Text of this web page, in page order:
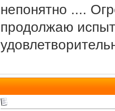
непонятно ....
продолжаю